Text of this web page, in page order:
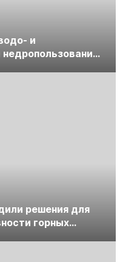
и
решения для
горных